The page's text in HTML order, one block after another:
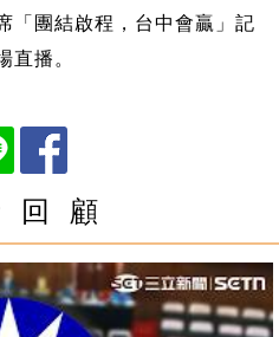
「團結啟程，台中會贏」記
直播。
回 顧